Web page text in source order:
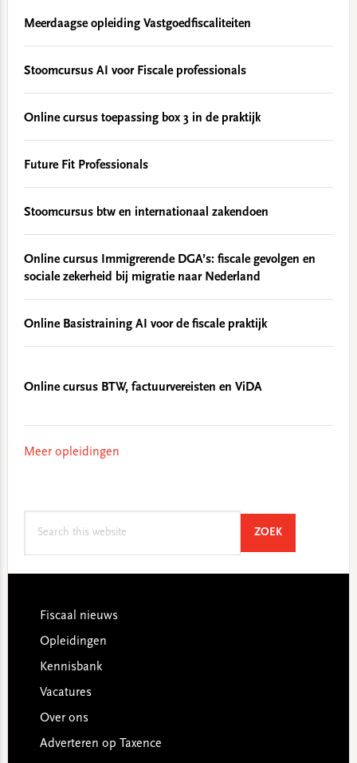
Meerdaagse opleiding Vastgoedfiscaliteiten
Stoomcursus AI voor Fiscale professionals
Online cursus toepassing box 3 in de praktijk
Future Fit Professionals
Stoomcursus btw en internationaal zakendoen
Online cursus Immigrerende DGA’s: fiscale gevolgen en
sociale zekerheid bij migratie naar Nederland
Online Basistraining AI voor de fiscale praktijk
Online cursus BTW, factuurvereisten en ViDA
Meer opleidingen
ZOEKSEARCH
Footer
Fiscaal nieuws
Opleidingen
Kennisbank
Vacatures
Over ons
Adverteren op Taxence